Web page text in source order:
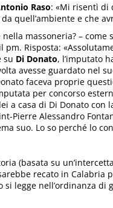
Raso: «Mi risentì di
quell’ambiente e che
massoneria? –
pm. Risposta:
su Di Donato, l’imputato
avesse guardato nel
faceva proprie
per concorso
a casa di Di Donato con
Pierre Alessandro
suo. Lo so perché lo
(basata su
recato in Calabria
si legge nell’ordinanza